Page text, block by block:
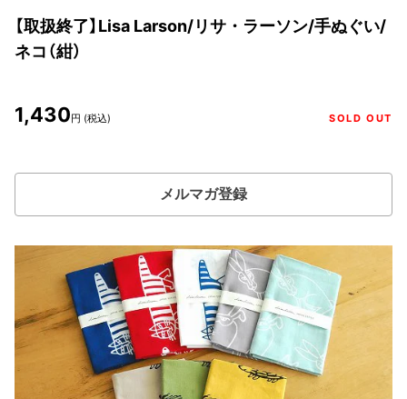
【取扱終了】Lisa Larson/リサ・ラーソン/手ぬぐい/
ネコ（紺）
1,430円 (税込) SOLD OUT
メルマガ登録